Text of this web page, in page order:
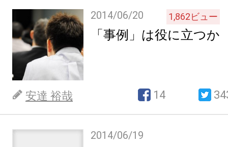
2014/06/20 1,862ビュー
「事例」は役に立つか
安達 裕哉 14
2014/06/19